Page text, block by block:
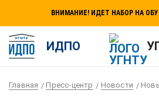
ВНИМАНИЕ! ИДЕТ НАБОР НА
ИДПО
Главная Пресс-центр Новости